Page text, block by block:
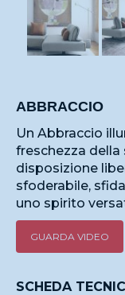
ABBRACCIO
Un Abbraccio
freschezza della
disposizione
sfoderabile,
uno spirito
GUARDA VIDEO
SCHEDA